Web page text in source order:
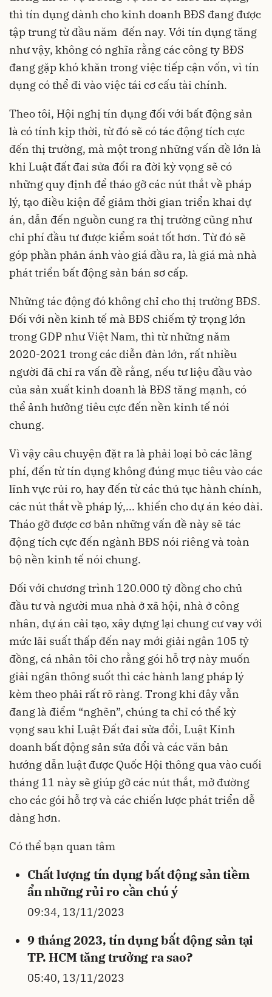
thì tín dụng dành cho kinh doanh BĐS đang được
tập trung từ đầu năm đến nay. Với tín dụng tăng
như vậy, không có nghĩa rằng các công ty BĐS
đang gặp khó khăn trong việc tiếp cận vốn, vì tín
dụng có thể đi vào việc tái cơ cấu tài chính.
Theo tôi, Hội nghị tín dụng đối với bất động sản
là có tính kịp thời, từ đó sẽ có tác động tích cực
đến thị trường, mà một trong những vấn đề lớn là
khi Luật đất đai sửa đổi ra đời kỳ vọng sẽ có
những quy định để tháo gỡ các nút thắt về pháp
lý, tạo điều kiện để giảm thời gian triển khai dự
án, dẫn đến nguồn cung ra thị trường cũng như
chi phí đầu tư được kiểm soát tốt hơn. Từ đó sẽ
góp phần phản ánh vào giá đầu ra, là giá mà nhà
phát triển bất động sản bán sơ cấp.
Những tác động đó không chỉ cho thị trường BĐS.
Đối với nền kinh tế mà BĐS chiếm tỷ trọng lớn
trong GDP như Việt Nam, thì từ những năm
2020-2021 trong các diễn đàn lớn, rất nhiều
người đã chỉ ra vấn đề rằng, nếu tư liệu đầu vào
của sản xuất kinh doanh là BĐS tăng mạnh, có
thể ảnh hưởng tiêu cực đến nền kinh tế nói
chung.
Vì vậy câu chuyện đặt ra là phải loại bỏ các lãng
phí, đến từ tín dụng không đúng mục tiêu vào các
lĩnh vực rủi ro, hay đến từ các thủ tục hành chính,
các nút thắt về pháp lý,... khiến cho dự án kéo dài.
Tháo gỡ được cơ bản những vấn đề này sẽ tác
động tích cực đến ngành BĐS nói riêng và toàn
bộ nền kinh tế nói chung.
Đối với chương trình 120.000 tỷ đồng cho chủ
đầu tư và người mua nhà ở xã hội, nhà ở công
nhân, dự án cải tạo, xây dựng lại chung cư vay với
mức lãi suất thấp đến nay mới giải ngân 105 tỷ
đồng, cá nhân tôi cho rằng gói hỗ trợ này muốn
giải ngân thông suốt thì các hành lang pháp lý
kèm theo phải rất rõ ràng. Trong khi đây vẫn
đang là điểm “nghẽn”, chúng ta chỉ có thể kỳ
vọng sau khi Luật Đất đai sửa đổi, Luật Kinh
doanh bất động sản sửa đổi và các văn bản
hướng dẫn luật được Quốc Hội thông qua vào cuối
tháng 11 này sẽ giúp gỡ các nút thắt, mở đường
cho các gói hỗ trợ và các chiến lược phát triển dễ
dàng hơn.
Có thể bạn quan tâm
Chất lượng tín dụng bất động sản tiềm
ẩn những rủi ro cần chú ý
09:34, 13/11/2023
9 tháng 2023, tín dụng bất động sản tại
TP. HCM tăng trưởng ra sao?
05:40, 13/11/2023